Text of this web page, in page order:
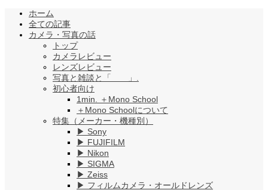
ホーム
全ての記事
カメラ・写真の話
トップ
カメラレビュー
レンズレビュー
写真と雑談と「 」.
初心者向け
1min. ＋Mono School
＋Mono Schoolについて
特集（メーカー・機種別）
▶︎ Sony
▶︎ FUJIFILM
▶︎ Nikon
▶︎ SIGMA
▶︎ Zeiss
▶︎ フィルムカメラ・オールドレンズ